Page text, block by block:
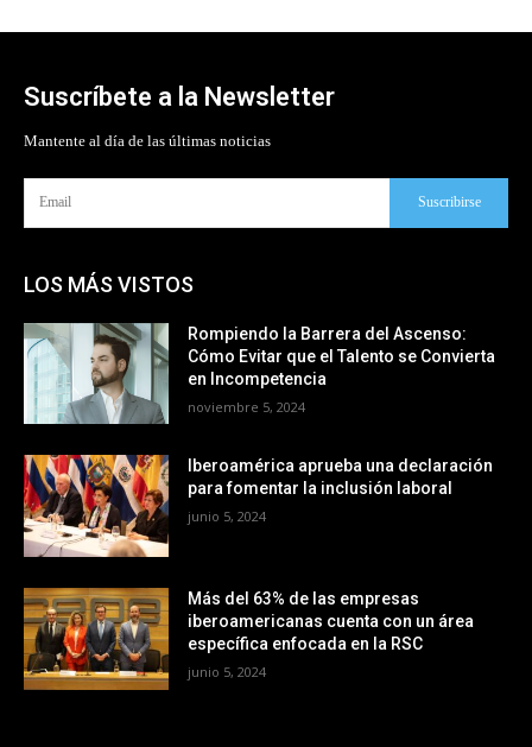
Suscríbete a la Newsletter
Mantente al día de las últimas noticias
Suscribirse
LOS MÁS VISTOS
Rompiendo la Barrera del Ascenso:
Cómo Evitar que el Talento se Convierta
en Incompetencia
noviembre 5, 2024
Iberoamérica aprueba una declaración
para fomentar la inclusión laboral
junio 5, 2024
Más del 63% de las empresas
iberoamericanas cuenta con un área
específica enfocada en la RSC
junio 5, 2024